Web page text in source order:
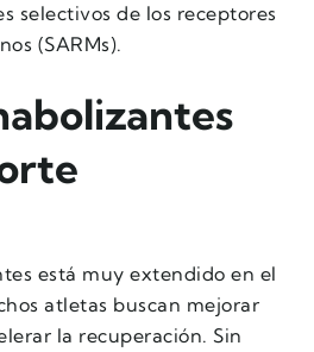
selectivos de los receptores
(SARMs).
está muy extendido en el
atletas buscan mejorar
la recuperación. Sin